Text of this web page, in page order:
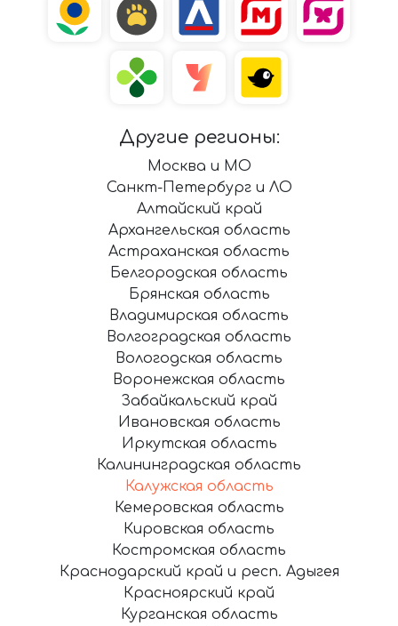
Другие регионы:
Москва и МО
Санкт-Петербург и ЛО
Алтайский край
Архангельская область
Астраханская область
Белгородская область
Брянская область
Владимирская область
Волгоградская область
Вологодская область
Воронежская область
Забайкальский край
Ивановская область
Иркутская область
Калининградская область
Калужская область
Кемеровская область
Кировская область
Костромская область
Краснодарский край и респ. Адыгея
Красноярский край
Курганская область